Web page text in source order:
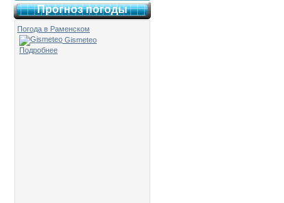
Прогноз погоды
Погода в Раменском
Gismeteo
Подробнее